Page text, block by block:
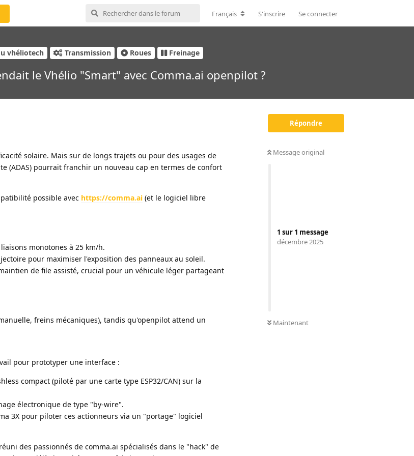
Français S'inscrire Se connecter
vhéliotech Transmission Roues Freinage
le Vhélio "Smart" avec Comma.ai openpilot ?
Répondre
Message original
1 sur 1 message
décembre 2025
Maintenant
solaire. Mais sur de longs trajets ou pour des usages de
(ADAS) pourrait franchir un nouveau cap en termes de confort
possible avec https://comma.ai (et le logiciel libre
monotones à 25 km/h.
pour maximiser l'exposition des panneaux au soleil.
de file assisté, crucial pour un véhicule léger partageant
freins mécaniques), tandis qu'openpilot attend un
pour prototyper une interface :
compact (piloté par une carte type ESP32/CAN) sur la
électronique de type "by-wire".
3X pour piloter ces actionneurs via un "portage" logiciel
réuni des passionnés de comma.ai spécialisés dans le "hack" de